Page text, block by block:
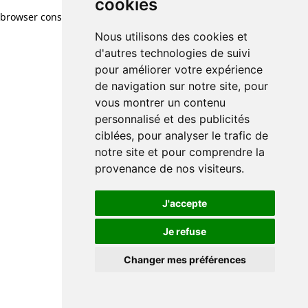
cookies
Nous utilisons des cookies et
d'autres technologies de suivi
pour améliorer votre expérience
de navigation sur notre site, pour
vous montrer un contenu
personnalisé et des publicités
ciblées, pour analyser le trafic de
notre site et pour comprendre la
provenance de nos visiteurs.
J'accepte
Je refuse
Changer mes préférences
browser console for more information)